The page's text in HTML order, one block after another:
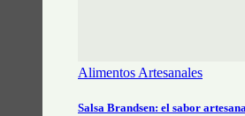
Alimentos Artesanales
Salsa Brandsen: el sabor